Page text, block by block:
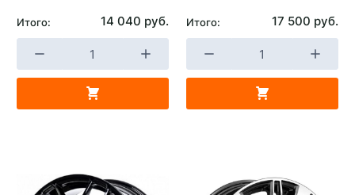
Итого: 14 040 руб. Итого: 17 500 руб.